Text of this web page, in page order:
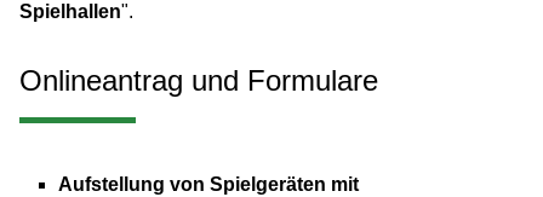
Spielhallen".
Onlineantrag und Formulare
Aufstellung von Spielgeräten mit